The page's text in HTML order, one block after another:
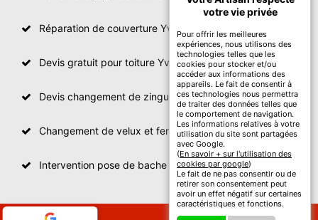
Réparation de couverture Yvelines
Devis gratuit pour toiture Yvelines
Devis changement de zinguerie Yvelines
Changement de velux et fenêtre de toit Yvelines
Intervention pose de bache sur toit Yvelines
votre vie privée
Pour offrir les meilleures
expériences, nous utilisons des
technologies telles que les
cookies pour stocker et/ou
accéder aux informations des
appareils. Le fait de consentir à
ces technologies nous permettra
de traiter des données telles que
le comportement de navigation.
Les informations relatives à votre
utilisation du site sont partagées
avec Google.
(En savoir + sur l'utilisation des
cookies par google)
Le fait de ne pas consentir ou de
retirer son consentement peut
avoir un effet négatif sur certaines
caractéristiques et fonctions.